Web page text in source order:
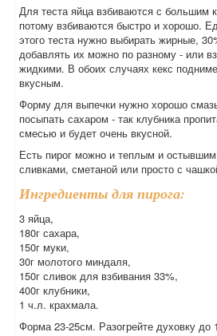
Для теста яйца взбиваются с большим
потому взбиваются быстро и хорошо.
этого теста нужно выбирать жирные,
добавлять их можно по разному - или
жидкими. В обоих случаях кекс
вкусным.
Форму для выпечки нужно хорошо
посыпать сахаром - так клубника
смесью и будет очень вкусной.
Есть пирог можно и теплым и
сливками, сметаной или просто с
Ингредиенты для пирога:
3 яйца,
180г сахара,
150г муки,
30г молотого миндаля,
150г сливок для взбивания 33%,
400г клубники,
1 ч.л. крахмала.
Форма 23-25см. Разогрейте духовку до